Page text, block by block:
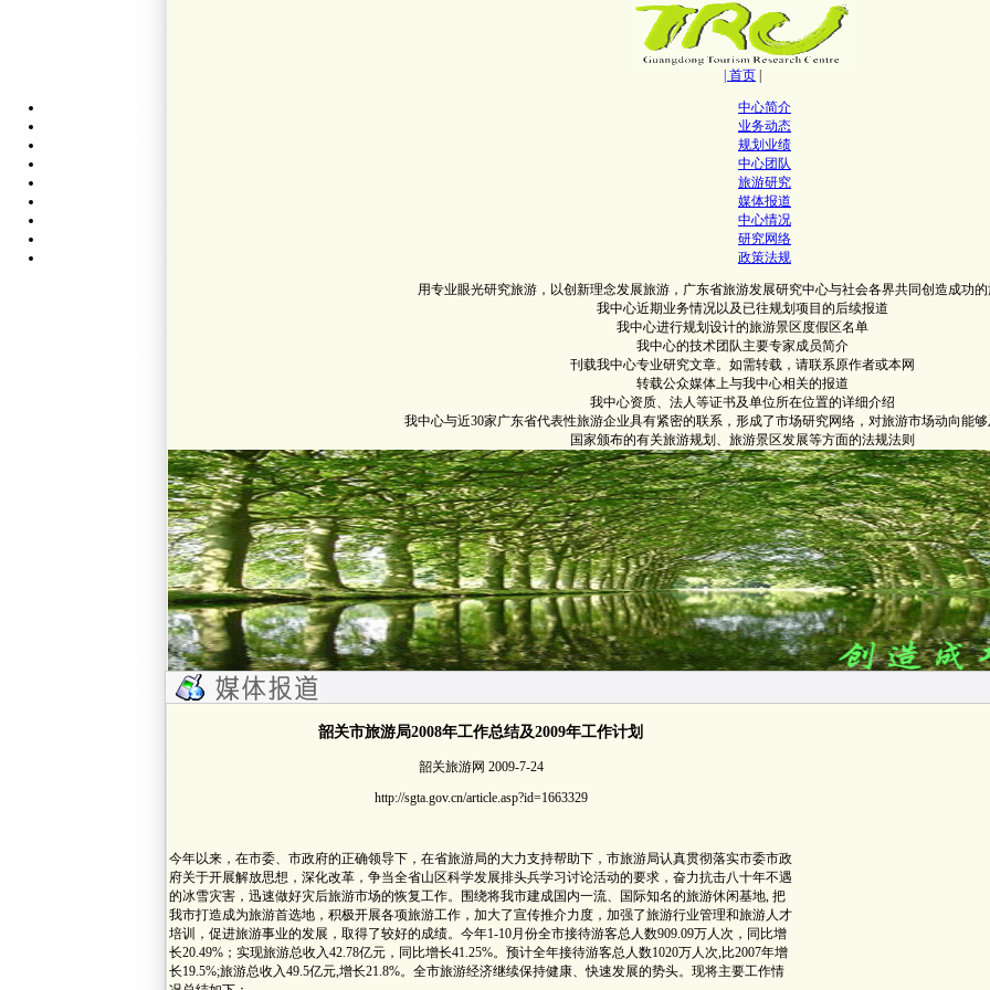
| 首页
中心简介
业务动态
规划业绩
中心团队
旅游研究
媒体报道
中心情况
研究网络
政策法规
用专业眼光研究旅游，以创新理念发展旅游，广东省旅游发展研究中心与社会各界共同创造成功
我中心近期业务情况以及已往规划项目的后续报道
我中心进行规划设计的旅游景区度假区名单
我中心的技术团队主要专家成员简介
刊载我中心专业研究文章。如需转载，请联系原作者或本网
转载公众媒体上与我中心相关的报道
我中心资质、法人等证书及单位所在位置的详细介绍
我中心与近30家广东省代表性旅游企业具有紧密的联系，形成了市场研究网络，对旅游市场动向能
国家颁布的有关旅游规划、旅游景区发展等方面的法规法则
韶关市旅游局2008年工作总结及2009年工作计划
韶关旅游网 2009-7-24
http://sgta.gov.cn/article.asp?id=1663329
今年以来，在市委、市政府的正确领导下，在省旅游局的大力支持帮助下，市旅游局认真贯彻落实市委市政
府关于开展解放思想，深化改革，争当全省山区科学发展排头兵学习讨论活动的要求，奋力抗击八十年不遇
的冰雪灾害，迅速做好灾后旅游市场的恢复工作。围绕将我市建成国内一流、国际知名的旅游休闲基地, 把
我市打造成为旅游首选地，积极开展各项旅游工作，加大了宣传推介力度，加强了旅游行业管理和旅游人才
培训，促进旅游事业的发展，取得了较好的成绩。今年1-10月份全市接待游客总人数909.09万人次，同比增
长20.49%；实现旅游总收入42.78亿元，同比增长41.25%。预计全年接待游客总人数1020万人次,比2007年增
长19.5%;旅游总收入49.5亿元,增长21.8%。全市旅游经济继续保持健康、快速发展的势头。现将主要工作情